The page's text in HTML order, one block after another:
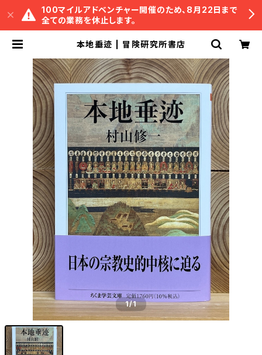
100マイルアドベンチャー開催のため、8月22日まで
全ての業務を休止します。
本地垂迹 | 冒険研究所書店
1/1